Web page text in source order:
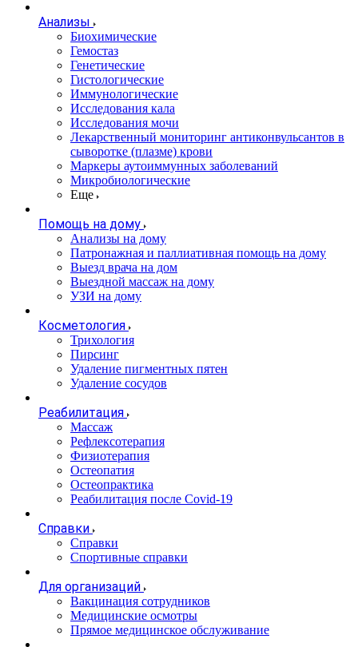
Анализы
Биохимические
Гемостаз
Генетические
Гистологические
Иммунологические
Исследования кала
Исследования мочи
Лекарственный мониторинг антиконвульсантов в
сыворотке (плазме) крови
Маркеры аутоиммунных заболеваний
Микробиологические
Еще
Помощь на дому
Анализы на дому
Патронажная и паллиативная помощь на дому
Выезд врача на дом
Выездной массаж на дому
УЗИ на дому
Косметология
Трихология
Пирсинг
Удаление пигментных пятен
Удаление сосудов
Реабилитация
Массаж
Рефлексотерапия
Физиотерапия
Остеопатия
Остеопрактика
Реабилитация после Covid-19
Справки
Справки
Спортивные справки
Для организаций
Вакцинация сотрудников
Медицинские осмотры
Прямое медицинское обслуживание